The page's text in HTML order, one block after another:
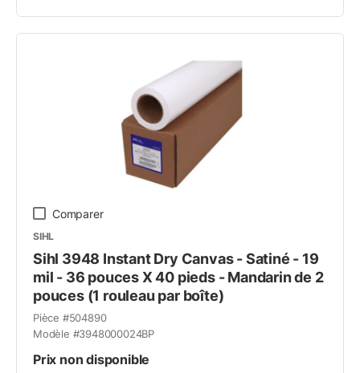
Comparer
SIHL
Sihl 3948 Instant Dry Canvas - Satiné - 19
mil - 36 pouces X 40 pieds - Mandarin de 2
pouces (1 rouleau par boîte)
Pièce #504890
Modèle #3948000024BP
Prix non disponible